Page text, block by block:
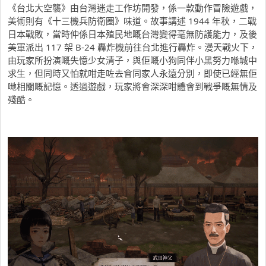
《台北大空襲》由台灣迷走工作坊開發，係一款動作冒險遊戲，
美術則有《十三機兵防衛圈》味道。故事講述 1944 年秋，二戰
日本戰敗，當時仲係日本殖民地嘅台灣變得毫無防護能力，及後
美軍派出 117 架 B-24 轟炸機前往台北進行轟炸。漫天戰火下，
由玩家所扮演嘅失憶少女清子，與佢嘅小狗同伴小黑努力喺城中
求生，但同時又怕就咁走咗去會同家人永遠分別，即使已經無佢
哋相關嘅記憶。透過遊戲，玩家將會深深咁體會到戰爭嘅無情及
殘酷。